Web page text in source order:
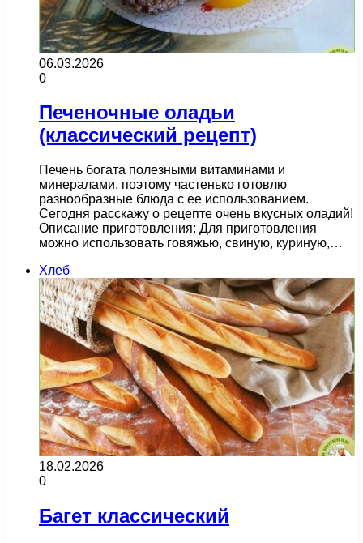
06.03.2026
0
Печеночные оладьи
(классический рецепт)
Печень богата полезными витаминами и
минералами, поэтому частенько готовлю
разнообразные блюда с ее использованием.
Сегодня расскажу о рецепте очень вкусных оладий!
Описание приготовления: Для приготовления
можно использовать говяжью, свиную, куриную,…
Хлеб
18.02.2026
0
Багет классический